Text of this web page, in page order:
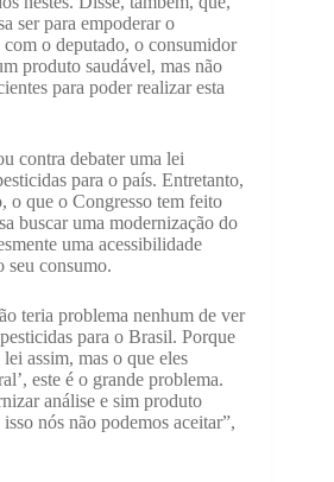
ser para empoderar o
o deputado, o consumidor
produto saudável, mas não
para poder realizar esta
contra debater uma lei
para o país. Entretanto,
o que o Congresso tem feito
buscar uma modernização do
uma acessibilidade
seu consumo.
teria problema nenhum de ver
para o Brasil. Porque
assim, mas o que eles
este é o grande problema.
análise e sim produto
nós não podemos aceitar”,